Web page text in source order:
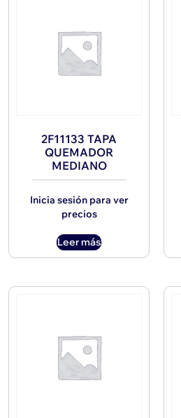
2F11133 TAPA
QUEMADOR
MEDIANO
Inicia sesión para ver
precios
Leer más